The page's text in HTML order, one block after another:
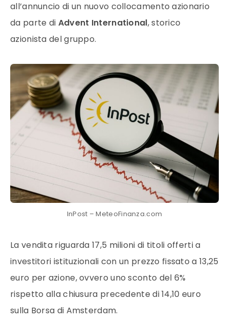
all’annuncio di un nuovo collocamento azionario
da parte di Advent International, storico
azionista del gruppo.
InPost – MeteoFinanza.com
La vendita riguarda 17,5 milioni di titoli offerti a
investitori istituzionali con un prezzo fissato a 13,25
euro per azione, ovvero uno sconto del 6%
rispetto alla chiusura precedente di 14,10 euro
sulla Borsa di Amsterdam.